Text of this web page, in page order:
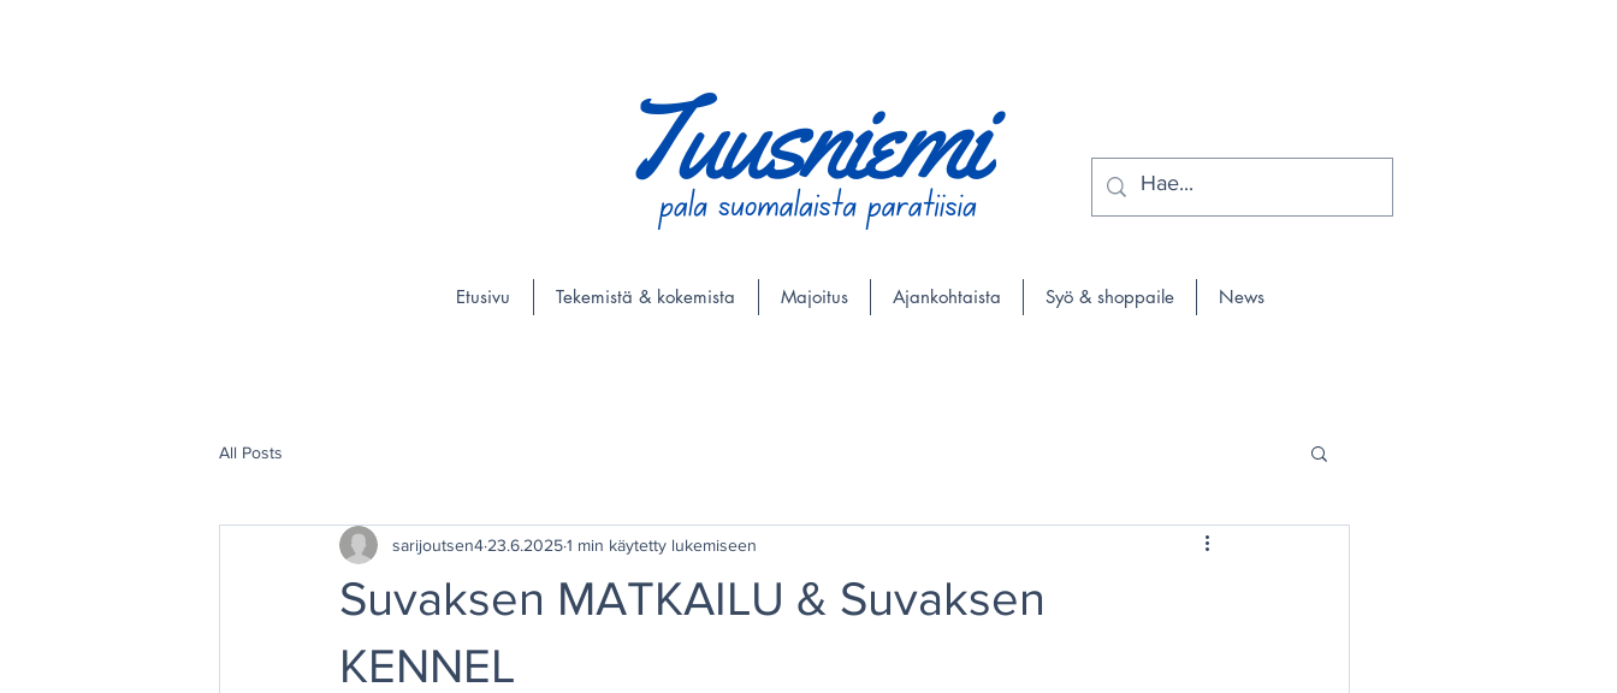
Etusivu Tekemistä & kokemista Majoitus Ajankohtaista Syö & shoppaile News
All Posts
Suvaksen MATKAILU & Suvaksen
KENNEL
sarijoutsen4 23.6.20251 min käytetty lukemiseen